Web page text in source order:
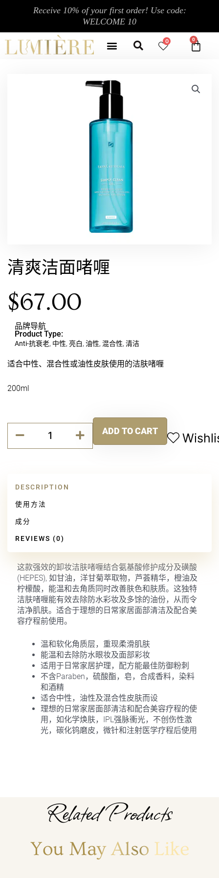
Receive 10% of your first order! Use code:
WELCOME 10
MenuSearch
0
清爽洁面啫喱
$67.00
品牌导航
Product Type:
Anti-抗衰老, 中性, 亮白, 油性, 混合性, 清洁
适合中性、混合性或油性皮肤使用的洁肤啫喱
200ml
清
quantity
ADD TO CART
DESCRIPTION
使用方法
成分
REVIEWS (0)
这款强效的卸妆洁肤啫喱结合氨基酸修护成分及磺酸
(HEPES), 如甘油，洋甘菊萃取物，芦荟精华，橙油及
柠檬酸，能温和去角质同时改善肤色和肤质。这独特
洁肤啫喱能有效去除防水彩妆及多馀的油份，从而令
洁净肌肤。适合于理想的日常家居面部清洁及配合美
容疗程前使用。
温和软化角质层，重现柔滑肌肤
能温和去除防水眼妆及面部彩妆
适用于日常家居护理，配方能最佳防御粉刺
不含Paraben，硫酸酯，皂，合成香料，染料
和酒精
适合中性，油性及混合性皮肤而设
理想的日常家居面部清洁和配合美容疗程的使
用，如化学焕肤，IPL强脉衝光，不创伤性激
光，碳化钨磨皮，微针和注射医学疗程后使用
Related Products
You May Also Like